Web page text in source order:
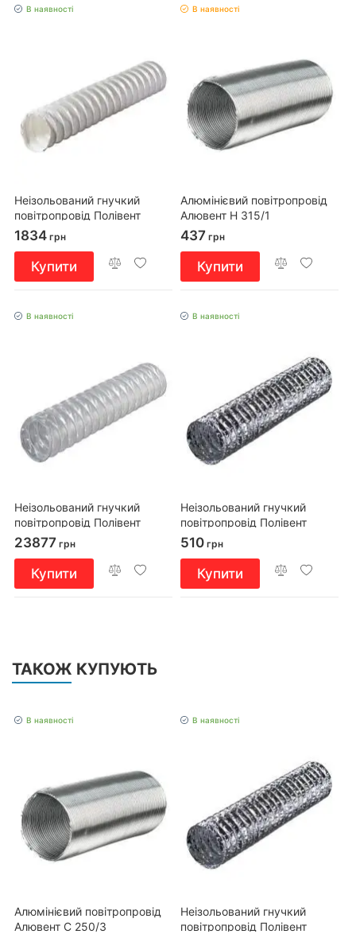
В наявності
Неізольований гнучкий
повітропровід Полівент
606/152/6 сірий
1834 грн
Купити
В наявності
Алюмінієвий повітропровід
Алювент Н 315/1
437 грн
Купити
В наявності
Неізольований гнучкий
повітропровід Полівент
621/203/6
23877 грн
Купити
В наявності
Неізольований гнучкий
повітропровід Полівент
605М0/152/3
510 грн
Купити
ТАКОЖ КУПУЮТЬ
В наявності
Алюмінієвий повітропровід
Алювент С 250/3
В наявності
Неізольований гнучкий
повітропровід Полівент